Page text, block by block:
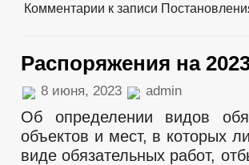
Комментарии к записи
Распоряжения на
8 июня, 2023 admin
Об определении видов
объектов и мест, в которых
виде обязательных работ,